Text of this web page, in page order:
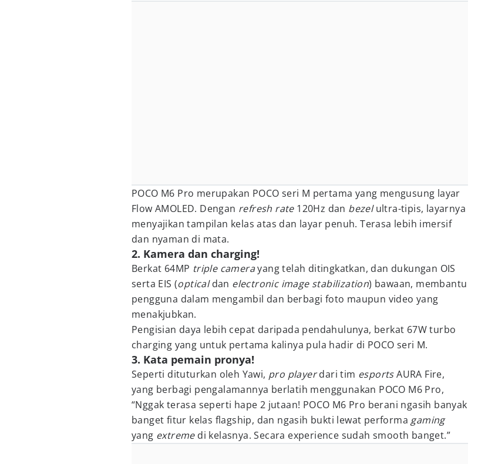
POCO M6 Pro merupakan POCO seri M pertama yang mengusung layar
Flow AMOLED. Dengan refresh rate120Hz dan bezelultra-tipis, layarnya
menyajikan tampilan kelas atas dan layar penuh. Terasa lebih imersif
dan nyaman di mata.
2. Kamera dan charging!
Berkat 64MP triple camerayang telah ditingkatkan, dan dukungan OIS
serta EIS (opticaldan electronic image stabilization) bawaan, membantu
pengguna dalam mengambil dan berbagi foto maupun video yang
menakjubkan.
Pengisian daya lebih cepat daripada pendahulunya, berkat 67W turbo
charging yang untuk pertama kalinya pula hadir di POCO seri M.
3. Kata pemain pronya!
Seperti dituturkan oleh Yawi, pro playerdari tim esportsAURA Fire,
yang berbagi pengalamannya berlatih menggunakan POCO M6 Pro,
“Nggak terasa seperti hape 2 jutaan! POCO M6 Pro berani ngasih banyak
banget fitur kelas flagship, dan ngasih bukti lewat performa gaming
yang extremedi kelasnya. Secara experience sudah smooth banget.”